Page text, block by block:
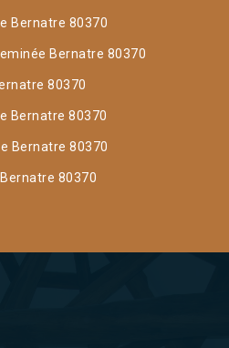
Bernatre 80370
Bernatre 80370
80370
Bernatre 80370
Bernatre 80370
80370